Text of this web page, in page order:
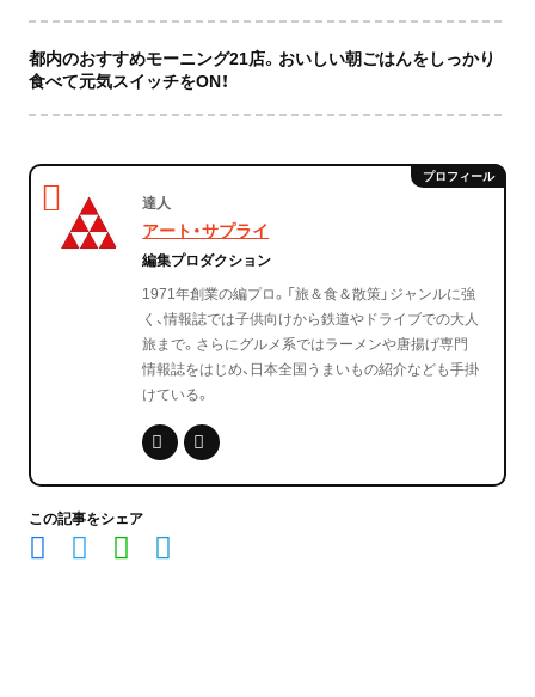
都内のおすすめモーニング21店。おいしい朝ごはんをしっかり
食べて元気スイッチをON！
達人
アート・サプライ
編集プロダクション
1971年創業の編プロ。「旅＆食＆散策」ジャンルに強
く、情報誌では子供向けから鉄道やドライブでの大人
旅まで。さらにグルメ系ではラーメンや唐揚げ専門
情報誌をはじめ、日本全国うまいもの紹介なども手掛
けている。
この記事をシェア